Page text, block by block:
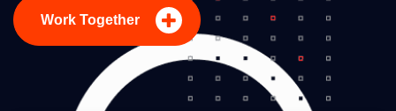
Work Together